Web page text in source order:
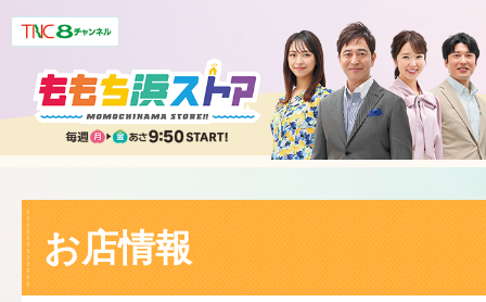
お店情報